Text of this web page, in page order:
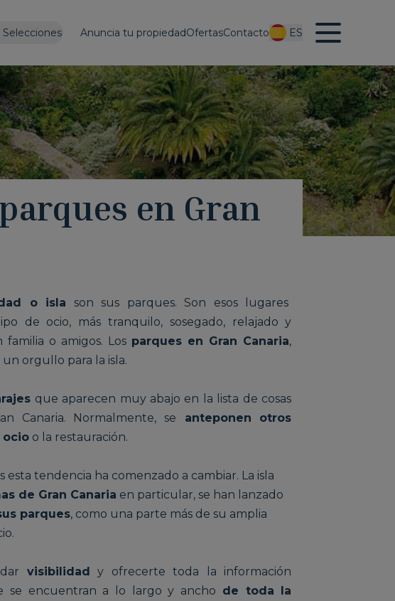
Selecciones Anuncia tu propiedadOfertasContacto ES
en Gran
o isla son sus parques. Son esos lugares
de ocio, más tranquilo, sosegado, relajado y
o amigos. Los parques en Gran Canaria,
un orgullo para la isla.
que aparecen muy abajo en la lista de cosas
Canaria. Normalmente, se anteponen otros
ocio o la restauración.
tendencia ha comenzado a cambiar. La isla
de Gran Canaria en particular, se han lanzado
parques, como una parte más de su amplia
visibilidad y ofrecerte toda la información
se encuentran a lo largo y ancho de toda la